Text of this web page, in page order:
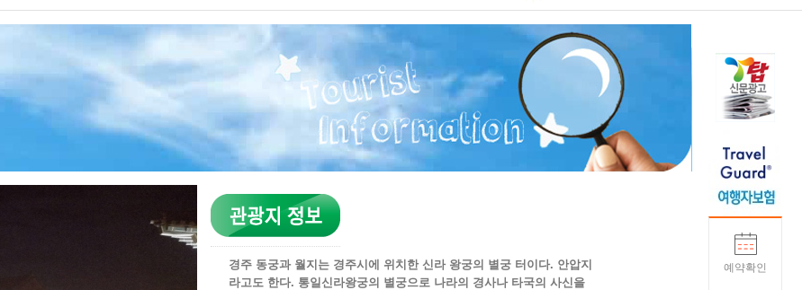
예약확인
경주 동궁과 월지는 경주시에 위치한 신라 왕궁의 별궁 터이다. 안압지
라고도 한다. 통일신라왕궁의 별궁으로 나라의 경사나 타국의 사신을